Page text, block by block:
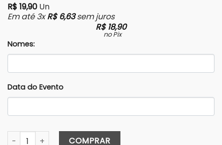
R$ 19,90 Un
Em até 3xR$6,63sem juros
R$18,90
no Pix
Nomes:
Data do Evento
Convite Carta Tradicional – Texturizado - Relevo Seco -
COMPRAR